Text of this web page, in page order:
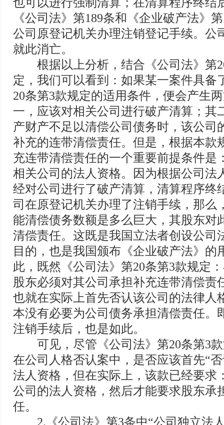
《公司法》第189条和《企业破产法》
公司原登记机关办理注销登记手续。公
就此消亡。
根据以上分析，结合《公司法》第
定，我们可以看到：如果某一案件具备
20条第3款规定的适用条件，便会产生
一，应该对相关公司进行破产清算；其
产财产不足以清偿公司债务时，该公司
补充的连带清偿责任。但是，根据本款
充连带清偿责任的一个重要前提条件是
相关公司的法人资格。因为根据公司法
经对公司进行了破产清算，清算程序终
司在原登记机关办理了注销手续，那么
能清偿债务数额是多么巨大，其股东对
清偿责任。这既是我国立法者创设公司
目的，也是我国颁布《企业破产法》的
此，既然《公司法》第20条第3款规定
股东必须对其公司承担补充连带清偿责
也就在实际上首先否认该公司的法律人
本没有必要为公司债务承担清偿责任。
注销手续后，也是如此。
可见，尽管《公司法》第20条第3款
在公司人格否认案中，是否应该首先“
法人资格，但在实际上，该款已经要求
公司的法人资格，然后才能要求股东承
任。
2.《公司法》第3条中“公司独立法人